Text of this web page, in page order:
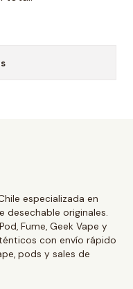
especializada en
desechable originales.
Fume, Geek Vape y
con envío rápido
pods y sales de